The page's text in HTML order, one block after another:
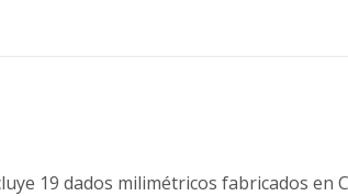
19 dados milimétricos fabricados